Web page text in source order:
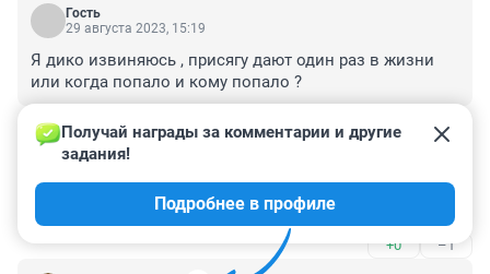
Гость
29 августа 2023, 15:19
Я дико извиняюсь , присягу дают один раз в жизни
или когда попало и кому попало ?
–0
Гость
Есть бараны, которые думают что оно - кот.
+0 –1
Получай награды за комментарии и другие
задания!
Подробнее в профиле